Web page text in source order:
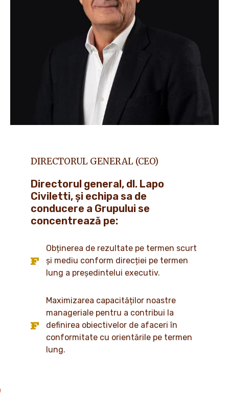
DIRECTORUL GENERAL (CEO)
Directorul general, dl. Lapo
Civiletti, și echipa sa de
conducere a Grupului se
concentrează pe:
Obținerea de rezultate pe termen scurt
și mediu conform direcției pe termen
lung a președintelui executiv.
Maximizarea capacităților noastre
manageriale pentru a contribui la
definirea obiectivelor de afaceri în
conformitate cu orientările pe termen
lung.